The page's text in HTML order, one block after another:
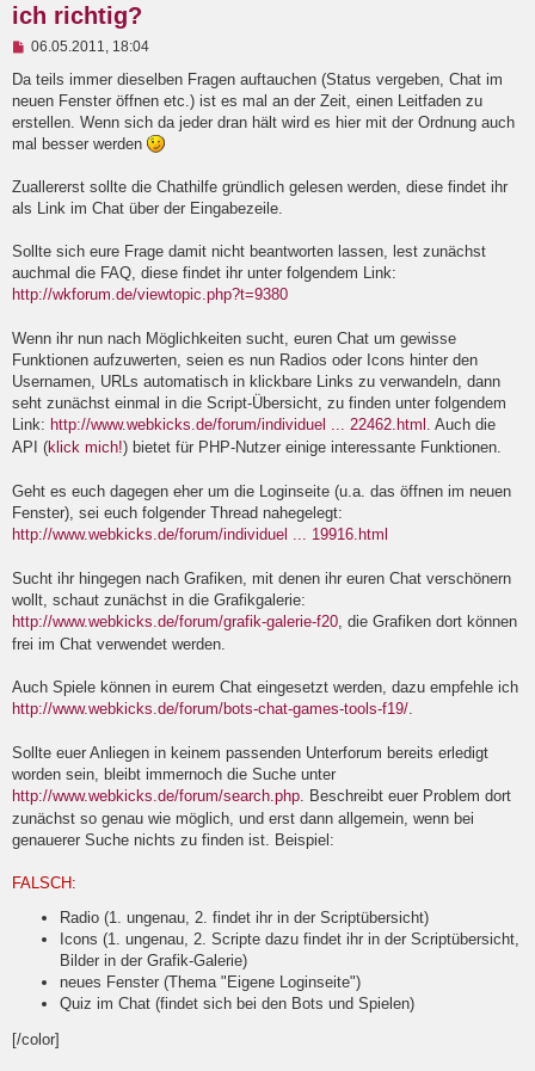
ich richtig?
U
g
e
e
s
e
r
e
t
r
g
06.05.2011, 18:04
Da teils immer dieselben Fragen auftauchen (Status vergeben, Chat im
neuen Fenster öffnen etc.) ist es mal an der Zeit, einen Leitfaden zu
erstellen. Wenn sich da jeder dran hält wird es hier mit der Ordnung auch
mal besser werden
Zuallererst sollte die Chathilfe gründlich gelesen werden, diese findet ihr
als Link im Chat über der Eingabezeile.
Sollte sich eure Frage damit nicht beantworten lassen, lest zunächst
auchmal die FAQ, diese findet ihr unter folgendem Link:
http://wkforum.de/viewtopic.php?t=9380
Wenn ihr nun nach Möglichkeiten sucht, euren Chat um gewisse
Funktionen aufzuwerten, seien es nun Radios oder Icons hinter den
Usernamen, URLs automatisch in klickbare Links zu verwandeln, dann
seht zunächst einmal in die Script-Übersicht, zu finden unter folgendem
Link: http://www.webkicks.de/forum/individuel ... 22462.html . Auch die
API (klick mich!) bietet für PHP-Nutzer einige interessante Funktionen.
Geht es euch dagegen eher um die Loginseite (u.a. das öffnen im neuen
Fenster), sei euch folgender Thread nahegelegt:
http://www.webkicks.de/forum/individuel ... 19916.html
Sucht ihr hingegen nach Grafiken, mit denen ihr euren Chat verschönern
wollt, schaut zunächst in die Grafikgalerie:
http://www.webkicks.de/forum/grafik-galerie-f20, die Grafiken dort können
frei im Chat verwendet werden.
Auch Spiele können in eurem Chat eingesetzt werden, dazu empfehle ich
http://www.webkicks.de/forum/bots-chat-games-tools-f19/.
Sollte euer Anliegen in keinem passenden Unterforum bereits erledigt
worden sein, bleibt immernoch die Suche unter
http://www.webkicks.de/forum/search.php. Beschreibt euer Problem dort
zunächst so genau wie möglich, und erst dann allgemein, wenn bei
genauerer Suche nichts zu finden ist. Beispiel:
FALSCH:
Radio (1. ungenau, 2. findet ihr in der Scriptübersicht)
Icons (1. ungenau, 2. Scripte dazu findet ihr in der Scriptübersicht,
Bilder in der Grafik-Galerie)
neues Fenster (Thema "Eigene Loginseite")
Quiz im Chat (findet sich bei den Bots und Spielen)
[/color]